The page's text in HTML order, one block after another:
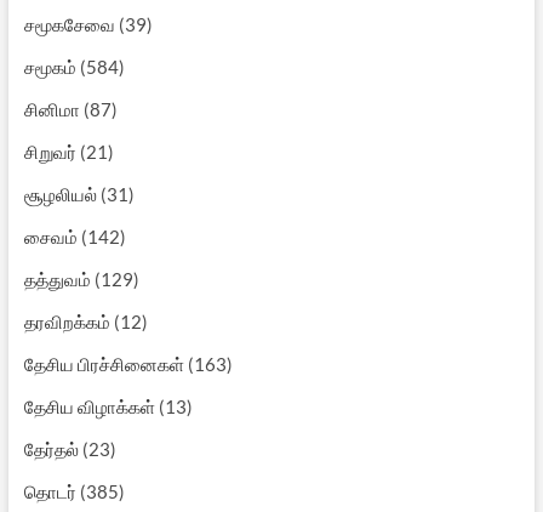
சமூகசேவை (39)
சமூகம் (584)
சினிமா (87)
சிறுவர் (21)
சூழலியல்(31)
சைவம் (142)
தத்துவம் (129)
தரவிறக்கம் (12)
தேசிய பிரச்சினைகள்(163)
தேசிய விழாக்கள்(13)
தேர்தல்(23)
தொடர் (385)